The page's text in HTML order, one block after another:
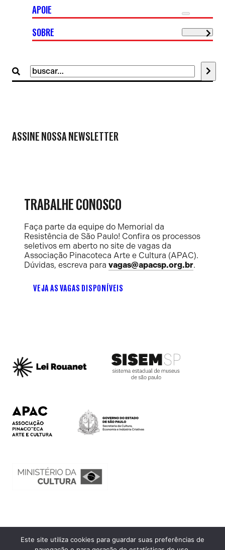
Buscar
por:
APOIE
SOBRE
ASSINE NOSSA NEWSLETTER
TRABALHE CONOSCO
Faça parte da equipe do Memorial da
Resistência de São Paulo! Confira os processos
seletivos em aberto no site de vagas da
Associação Pinacoteca Arte e Cultura (APAC).
Dúvidas, escreva para vagas@apacsp.org.br.
VEJA AS VAGAS DISPONÍVEIS
Ouvidoria
Este site utiliza cookies para guardar suas preferências de